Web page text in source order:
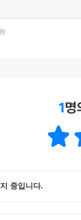
1명
중입니다.